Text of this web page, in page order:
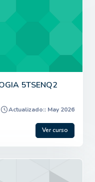
5TSENQ2
Actualizado:: May 2026
Ver curso